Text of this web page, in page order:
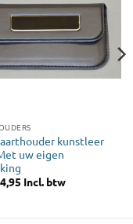
kunstleer
uw eigen
4,95 Incl. btw